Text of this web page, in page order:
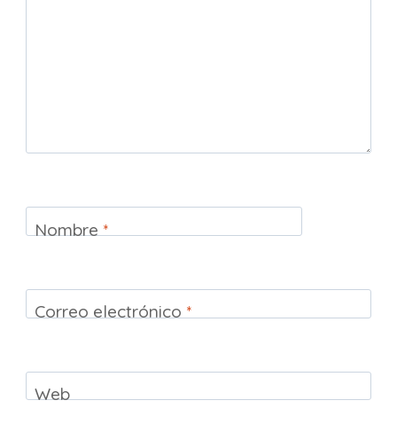
Nombre *
Correo electrónico *
Web